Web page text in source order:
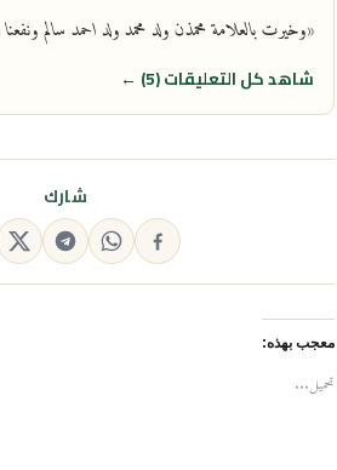
«وخيرت بالعلامة محمذن ولد محمد ولد احمد سالم ونفعنا
شاهد كل التعليقات (5) ←
شارك
معجب بهذه:
تحميل...